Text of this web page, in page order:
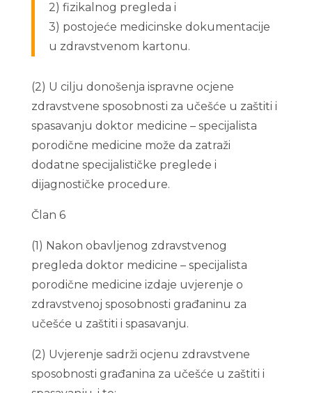
2) fizikalnog pregleda i
3) postojeće medicinske dokumentacije
u zdravstvenom kartonu.
(2) U cilju donošenja ispravne ocjene
zdravstvene sposobnosti za učešće u zaštiti i
spasavanju doktor medicine – specijalista
porodične medicine može da zatraži
dodatne specijalističke preglede i
dijagnostičke procedure.
Član 6
(1) Nakon obavljenog zdravstvenog
pregleda doktor medicine – specijalista
porodične medicine izdaje uvjerenje o
zdravstvenoj sposobnosti građaninu za
učešće u zaštiti i spasavanju.
(2) Uvjerenje sadrži ocjenu zdravstvene
sposobnosti građanina za učešće u zaštiti i